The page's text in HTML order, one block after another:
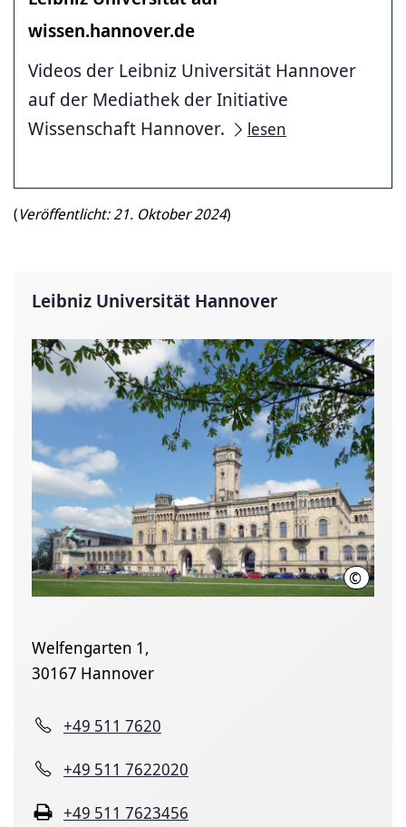
wissen.hannover.de
Videos der Leibniz Universität Hannover
auf der Mediathek der Initiative
Wissenschaft Hannover.
lesen
(Veröffentlicht: 21. Oktober 2024)
Leibniz Universität Hannover
© Leibniz
Welfengarten 1,
30167 Hannover
+49 511 7620
+49 511 7622020
+49 511 7623456